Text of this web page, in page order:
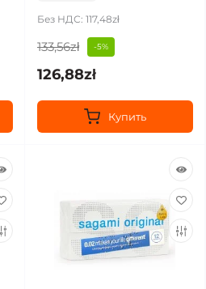
Без НДС: 117,48zł
133,56zł -5%
126,88zł
Купить